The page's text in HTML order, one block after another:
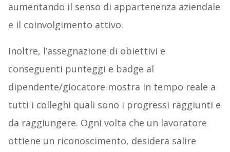
aumentando il senso di appartenenza aziendale
e il coinvolgimento attivo.
Inoltre, l’assegnazione di obiettivi e
conseguenti punteggi e badge al
dipendente/giocatore mostra in tempo reale a
tutti i colleghi quali sono i progressi raggiunti e
da raggiungere. Ogni volta che un lavoratore
ottiene un riconoscimento, desidera salire